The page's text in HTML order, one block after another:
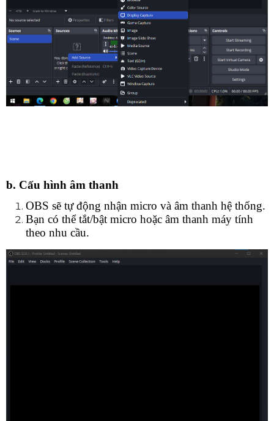
b. Cấu hình âm thanh
OBS sẽ tự động nhận micro và âm thanh hệ thống.
Bạn có thể tắt/bật micro hoặc âm thanh máy tính
theo nhu cầu.